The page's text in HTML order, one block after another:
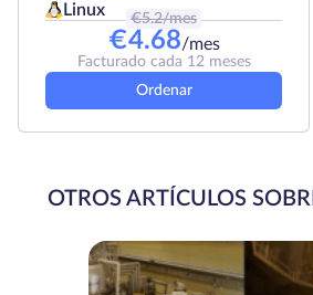
Linux
€5.2/mes
€4.68/mes
Facturado cada 12 meses
Ordenar
OTROS ARTÍCULOS